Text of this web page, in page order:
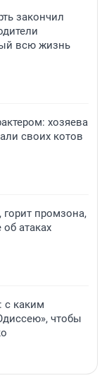
закончил
всю жизнь
хозяева
своих котов
горит промзона,
атаках
с каким
чтобы